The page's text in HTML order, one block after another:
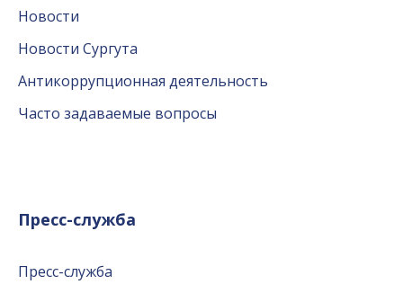
Новости
Новости Сургута
Антикоррупционная деятельность
Часто задаваемые вопросы
Пресс-служба
Пресс-служба